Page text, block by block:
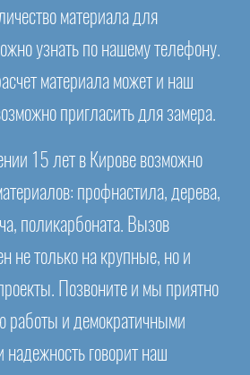
материала для
узнать по нашему телефону.
материала может и наш
пригласить для замера.
15 лет в Кирове возможно
профнастила, дерева,
поликарбоната. Вызов
не только на крупные, но и
Позвоните и мы приятно
работы и демократичными
надежность говорит наш